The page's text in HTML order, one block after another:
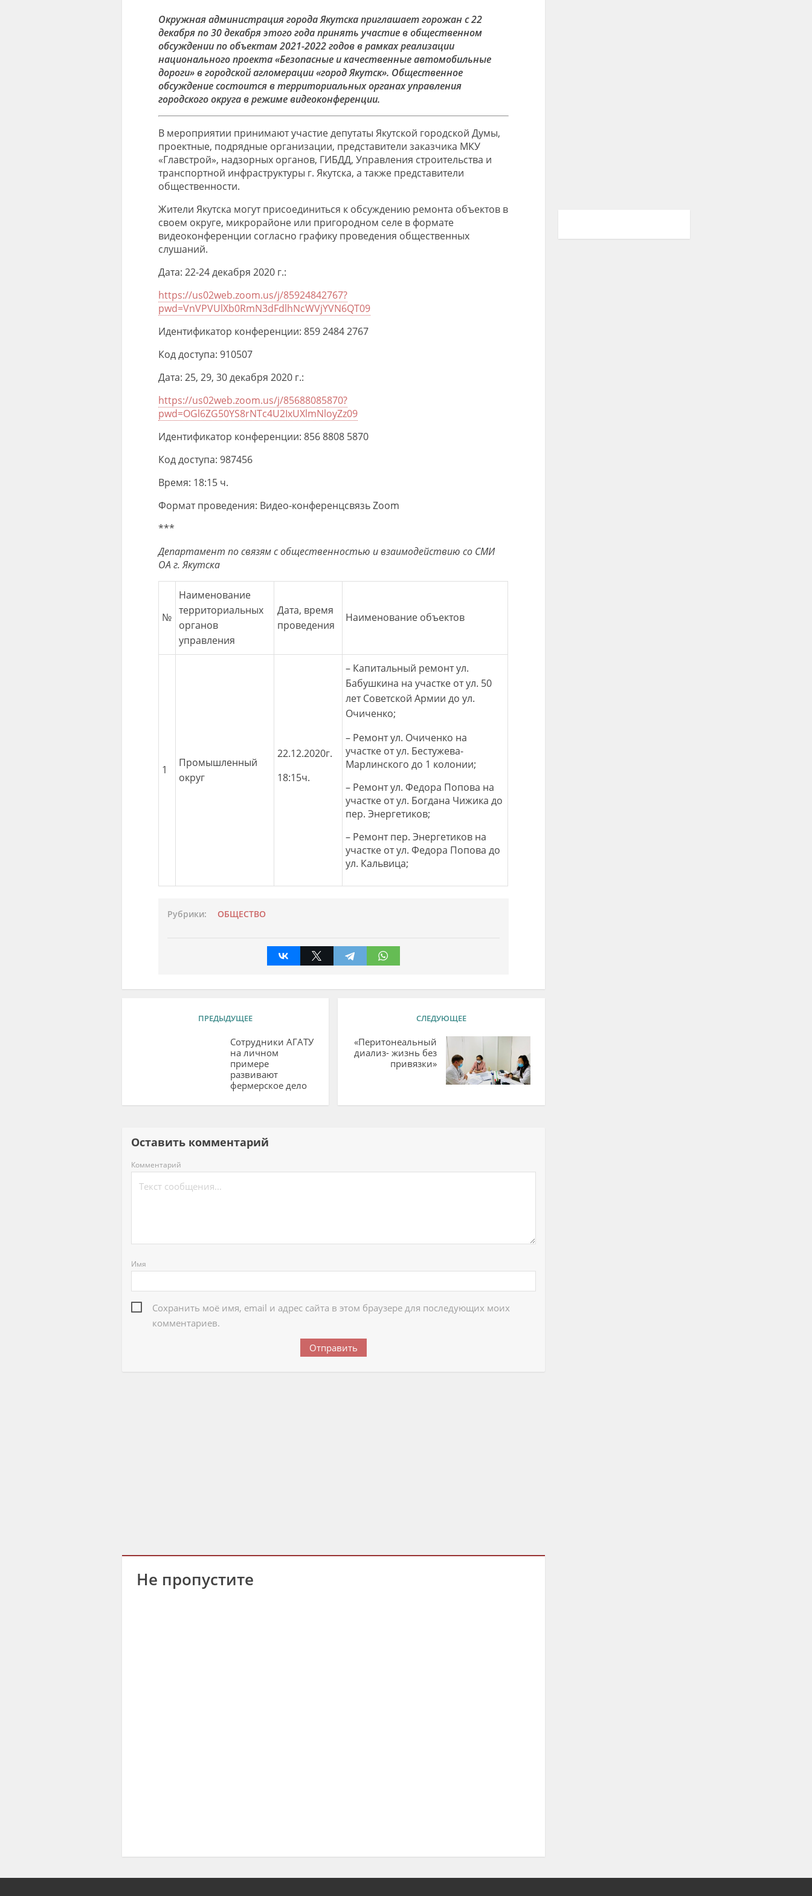
Окружная администрация города Якутска приглашает горожан с 22
декабря по 30 декабря этого года принять участие в общественном
обсуждении по объектам 2021-2022 годов в рамках реализации
национального проекта «Безопасные и качественные автомобильные
дороги» в городской агломерации «город Якутск». Общественное
обсуждение состоится в территориальных органах управления
городского округа в режиме видеоконференции.
В мероприятии принимают участие депутаты Якутской городской Думы,
проектные, подрядные организации, представители заказчика МКУ
«Главстрой», надзорных органов, ГИБДД, Управления строительства и
транспортной инфраструктуры г. Якутска, а также представители
общественности.
Жители Якутска могут присоединиться к обсуждению ремонта объектов в
своем округе, микрорайоне или пригородном селе в формате
видеоконференции согласно графику проведения общественных
слушаний.
Дата: 22-24 декабря 2020 г.:
https://us02web.zoom.us/j/85924842767?
pwd=VnVPVUlXb0RmN3dFdlhNcWVjYVN6QT09
Идентификатор конференции: 859 2484 2767
Код доступа: 910507
Дата: 25, 29, 30 декабря 2020 г.:
https://us02web.zoom.us/j/85688085870?
pwd=OGl6ZG50YS8rNTc4U2IxUXlmNloyZz09
Идентификатор конференции: 856 8808 5870
Код доступа: 987456
Время: 18:15 ч.
Формат проведения: Видео-конференцсвязь Zoom
***
Департамент по связям с общественностью и взаимодействию со СМИ
ОА г. Якутска
№
Наименование
территориальных
органов
управления
Дата, время
проведения
Наименование объектов
1
Промышленный
округ
22.12.2020г.
18:15ч.
– Капитальный ремонт ул.
Бабушкина на участке от ул. 50
лет Советской Армии до ул.
Очиченко;
– Ремонт ул. Очиченко на
участке от ул. Бестужева-
Марлинского до 1 колонии;
– Ремонт ул. Федора Попова на
участке от ул. Богдана Чижика до
пер. Энергетиков;
– Ремонт пер. Энергетиков на
участке от ул. Федора Попова до
ул. Кальвица;
Рубрики: ОБЩЕСТВО
ПРЕДЫДУЩЕЕ
Сотрудники АГАТУ
на личном
примере
развивают
фермерское дело
СЛЕДУЮЩЕЕ
«Перитонеальный
диализ- жизнь без
привязки»
Оставить комментарий
Комментарий
Имя
Сохранить моё имя, email и адрес сайта в этом браузере для последующих моих
комментариев.
Не пропустите